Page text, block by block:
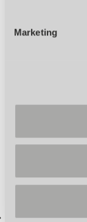
Marketing
und
Fachhandel.
Zubehör